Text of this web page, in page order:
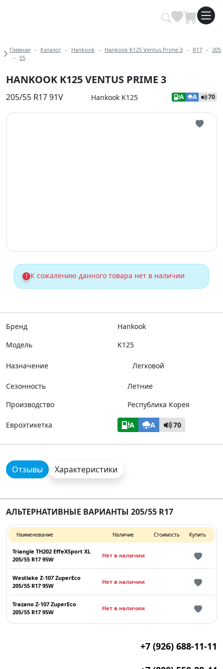
Купить автомобильные шины
Хлебные крошки
Главная Каталог Hankook Hankook K125 Ventus Prime 3 R17
205
55
HANKOOK K125 VENTUS PRIME 3
205/55 R17 91V Hankook K125 A A 70
! К сожалению данного товара нет в наличии
Бренд
Hankook
Модель
K125
Назначение Легковой
Сезонность
Летние
Производство
Республика Корея
Евроэтикетка A A 70
Отзывы Характеристики
АЛЬТЕРНАТИВНЫЕ ВАРИАНТЫ 205/55 R17
Наименование Наличие Стоимость Купить
Triangle TH202 EffeXSport XL
205/55 R17 95W
Нет в наличии
Westlake Z-107 ZuperEco
205/55 R17 95W
Нет в наличии
Trazano Z-107 ZuperEco
205/55 R17 95W
Нет в наличии
+7 (926) 688-11-11